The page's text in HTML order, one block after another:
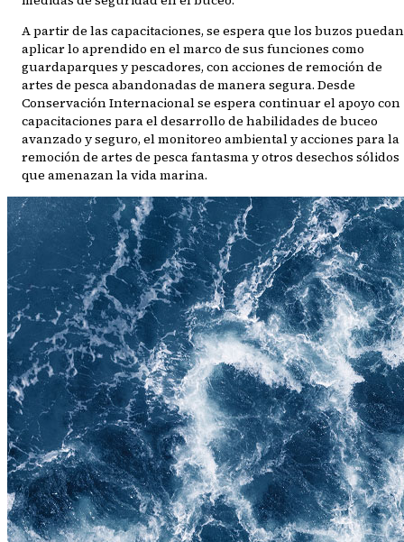
A partir de las capacitaciones, se espera que los buzos puedan
aplicar lo aprendido en el marco de sus funciones como
guardaparques y pescadores, con acciones de remoción de
artes de pesca abandonadas de manera segura. Desde
Conservación Internacional se espera continuar el apoyo con
capacitaciones para el desarrollo de habilidades de buceo
avanzado y seguro, el monitoreo ambiental y acciones para la
remoción de artes de pesca fantasma y otros desechos sólidos
que amenazan la vida marina.